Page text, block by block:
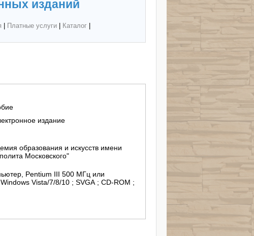
изданий
Платные услуги| Каталог|
издание
образования и искусств имени
Московского"
Pentium III 500 МГц или
Vista/7/8/10 ; SVGA ; СD-ROM ;